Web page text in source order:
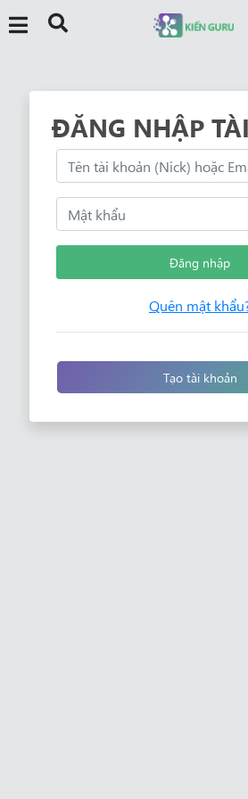
ĐĂNG NHẬP
Đăng nhập
Quên mật
Tạo tài khoản